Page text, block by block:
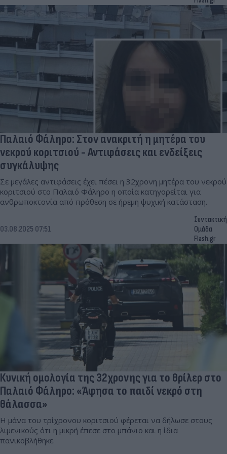
Παλαιό Φάληρο: Στον ανακριτή η μητέρα του
νεκρού κοριτσιού - Αντιφάσεις και ενδείξεις
συγκάλυψης
Σε μεγάλες αντιφάσεις έχει πέσει η 32χρονη μητέρα του νεκρού
κοριτσιού στο Παλαιό Φάληρο η οποία κατηγορείται για
ανθρωποκτονία από πρόθεση σε ήρεμη ψυχική κατάσταση.
03.08.2025 07:51
Συντακτική
Ομάδα
Flash.gr
Κυνική ομολογία της 32χρονης για το θρίλερ στο
Παλαιό Φάληρο: «Άφησα το παιδί νεκρό στη
θάλασσα»
Η μάνα του τρίχρονου κοριτσιού φέρεται να δήλωσε στους
λιμενικούς ότι η μικρή έπεσε στο μπάνιο και η ίδια
πανικοβλήθηκε.